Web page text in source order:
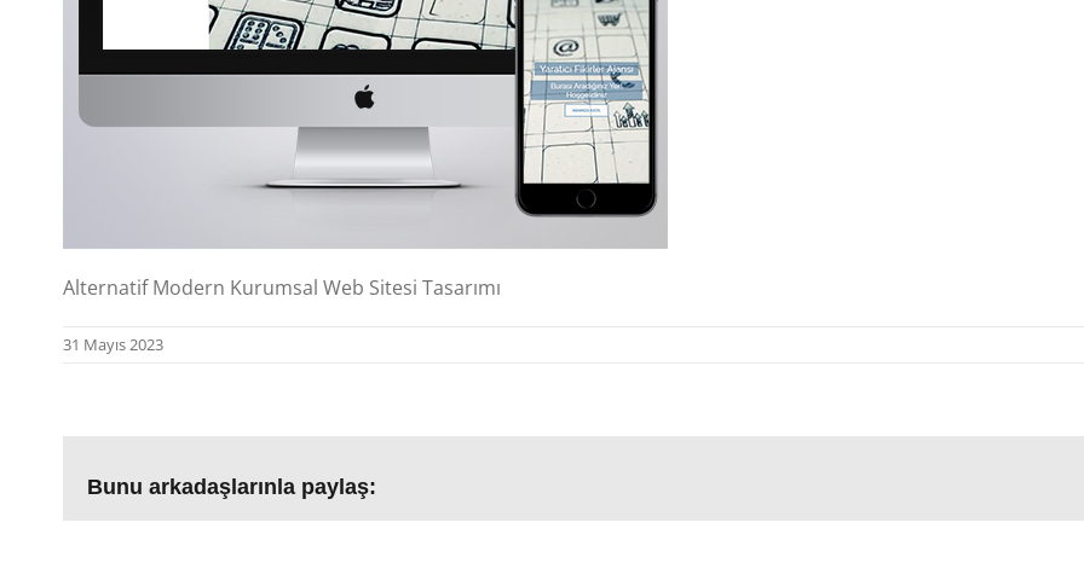
Alternatif Modern Kurumsal Web Sitesi Tasarımı
31 Mayıs 2023
Bunu arkadaşlarınla paylaş: